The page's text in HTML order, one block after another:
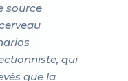
source
qui
que la